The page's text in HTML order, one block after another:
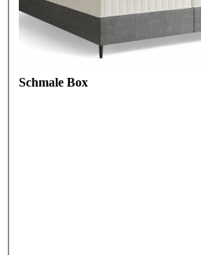
Schmale Box